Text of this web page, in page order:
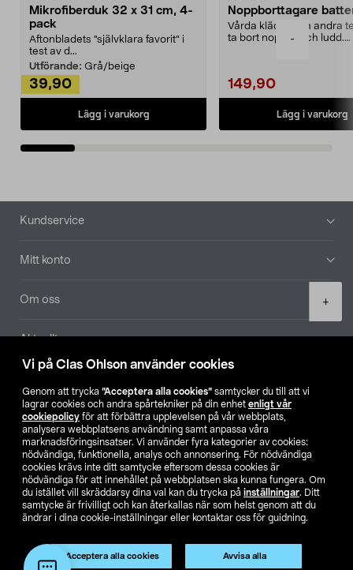
Vi på Clas Ohlson använder cookies
Genom att trycka ”Acceptera alla cookies” samtycker du till att vi
lagrar cookies och andra spårtekniker på din enhet enligt vår
cookiepolicy för att förbättra upplevelsen på vår webbplats,
analysera webbplatsens användning samt anpassa våra
marknadsföringsinsatser. Vi använder fyra kategorier av cookies:
nödvändiga, funktionella, analys och annonsering. För nödvändiga
cookies krävs inte ditt samtycke eftersom dessa cookies är
nödvändiga för att innehållet på webbplatsen ska kunna fungera. Om
du istället vill skräddarsy dina val kan du trycka på inställningar. Ditt
samtycke är frivilligt och kan återkallas när som helst genom att du
ändrar i dina cookie-inställningar eller kontaktar oss för guidning.
Acceptera alla cookies Avvisa alla
-
+
Mikrofiberduk 32 x 31 cm, 4-
pack
Aftonbladets "självklara favorit” i
test av d...
Utförande: Grå/beige
39,90
Lägg i varukorg
Noppborttagare
Vårda kläder och andra
ta bort noppor och ludd.
149,90
Lägg i varukorg
Sidfot
Kundservice
Mitt konto
Om oss
Aktuellt
Hitta butik
SE NO FI
Köpvillkor Privacy statement Klubbvillkor För företag